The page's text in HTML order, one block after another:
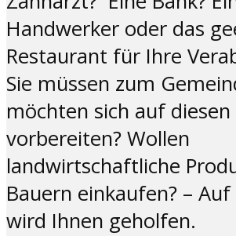
Handwerker oder das
Restaurant für Ihre
Sie müssen zum
möchten sich auf diesen
vorbereiten? Wollen
landwirtschaftliche
Bauern einkaufen? –
wird Ihnen geholfen.